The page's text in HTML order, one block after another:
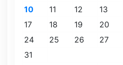
10
11 12 13
17
18 19 20
24
25 26 27
31